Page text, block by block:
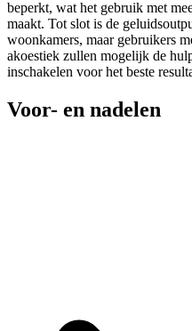
beperkt, wat het gebruik met
maakt. Tot slot is de
woonkamers, maar gebruikers
akoestiek zullen mogelijk de
inschakelen voor het beste
Voor- en nadelen